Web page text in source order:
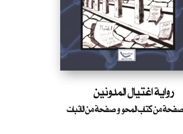
رواية اغتيال المدونين